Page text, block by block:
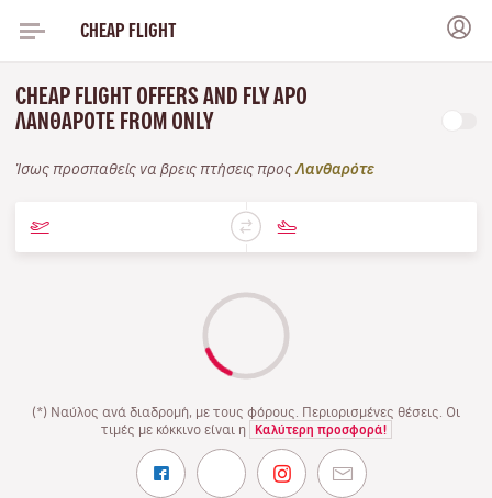
CHEAP FLIGHT
CHEAP FLIGHT OFFERS AND FLY APO
ΛΑΝΘΑΡΌΤΕ FROM ONLY
Ίσως προσπαθείς να βρεις πτήσεις προς Λανθαρότε
(*) Ναύλος ανά διαδρομή, με τους φόρους. Περιορισμένες θέσεις. Οι
τιμές με κόκκινο είναι η
Καλύτερη προσφορά!